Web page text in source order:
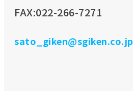
FAX:022-266-7271
sato_giken@sgiken.co.jp